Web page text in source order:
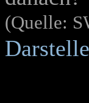
(Quelle: